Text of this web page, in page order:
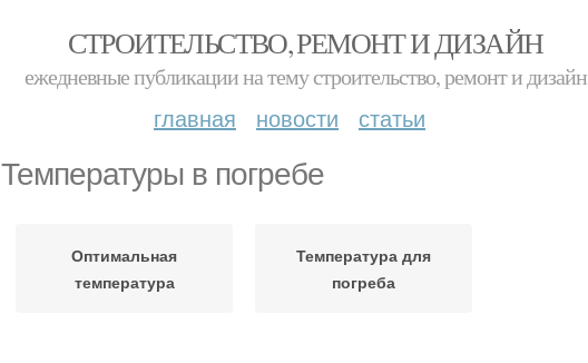
СТРОИТЕЛЬСТВО, РЕМОНТ И ДИЗАЙН
ежедневные публикации на тему строительство, ремонт и дизайн
главная новости статьи
Температуры в погребе
Оптимальная
температура
Температура для
погреба